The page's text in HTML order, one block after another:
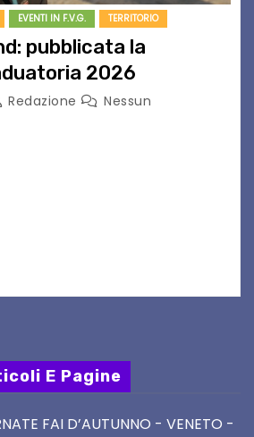
EVENTI IN F.V.G. TERRITORIO
pubblicata la
2026
Redazione
Nessun
E Pagine
FAI D’AUTUNNO - VENETO -